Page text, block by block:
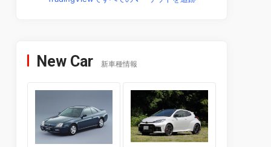
New Car 新車種情報